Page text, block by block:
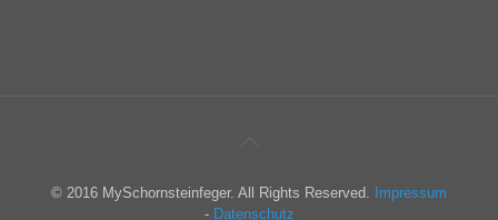
© 2016 MySchornsteinfeger. All Rights Reserved.
Impressum
- Datenschutz